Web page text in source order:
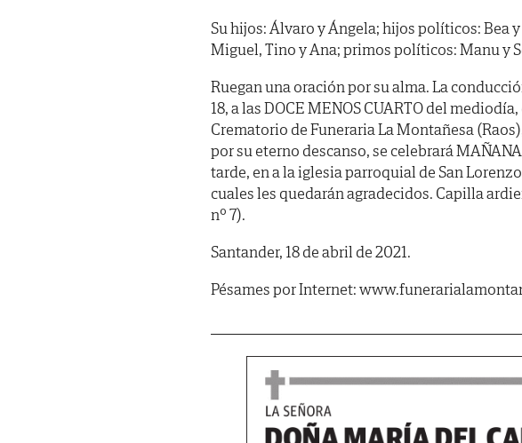
Su hijos: Álvaro y Ángela; hijos políticos: Bea
Miguel, Tino y Ana; primos políticos: Manu y
Ruegan una oración por su alma. La
18, a las DOCE MENOS CUARTO del
Crematorio de Funeraria La Montañesa
por su eterno descanso, se celebrará
tarde, en a la iglesia parroquial de San
cuales les quedarán agradecidos. Capilla
nº 7).
Santander, 18 de abril de 2021.
Pésames por Internet: